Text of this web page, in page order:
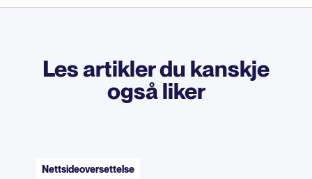
Les artikler du kanskje
også liker
Nettsideoversettelse